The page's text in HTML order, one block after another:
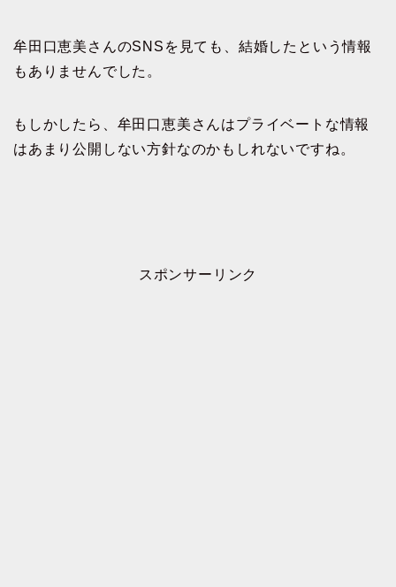
牟田口恵美さんのSNSを見ても、結婚したという情報
もありませんでした。
もしかしたら、牟田口恵美さんはプライベートな情報
はあまり公開しない方針なのかもしれないですね。
スポンサーリンク